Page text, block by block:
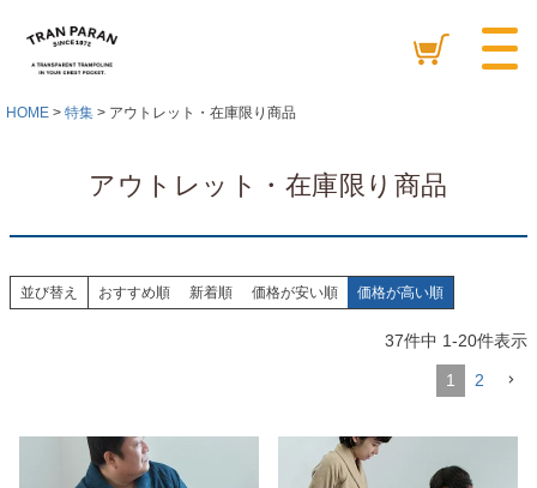
HOME 特集 アウトレット・在庫限り商品
アウトレット・在庫限り商品
並び替え おすすめ順 新着順 価格が安い順 価格が高い順
37件中 1-20件表示
1 2